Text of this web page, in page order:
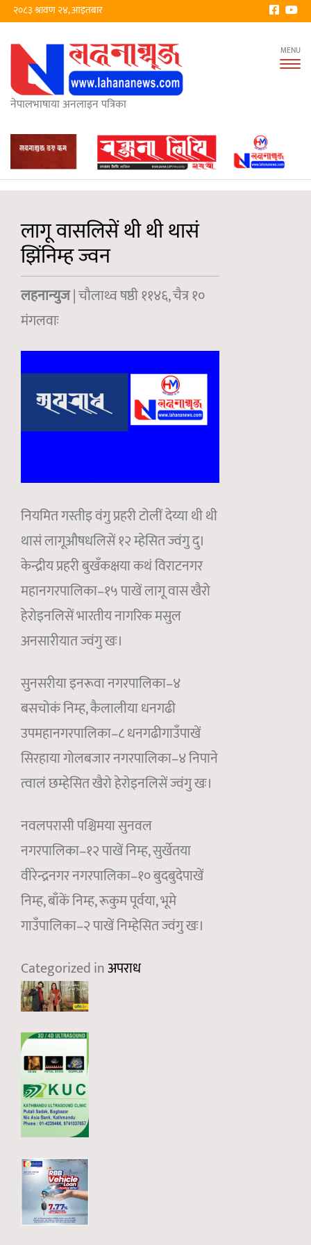
२०८३ श्रावण २४, आइतबार
नेपालभाषाया अनलाइन पत्रिका
लागू वासलिसें थी थी थासं
झिंनिम्ह ज्वन
लहनान्युज| चौलाथ्व षष्ठी ११४६, चैत्र १०
मंगलवाः
नियमित गस्तीइ वंगु प्रहरी टोलीं देय्या थी थी
थासं लागूऔषधलिसें १२ म्हेसित ज्वंगु दु।
केन्द्रीय प्रहरी बुखँकक्षया कथं विराटनगर
महानगरपालिका–१५ पाखें लागू वास खैरो
हेरोइनलिसें भारतीय नागरिक मसुल
अनसारीयात ज्वंगु खः।
सुनसरीया इनरूवा नगरपालिका–४
बसचोकं निम्ह, कैलालीया धनगढी
उपमहानगरपालिका–८ धनगढीगाउँपाखें
सिरहाया गोलबजार नगरपालिका–४ निपाने
त्वालं छम्हेसित खैरो हेरोइनलिसें ज्वंगु खः।
नवलपरासी पश्चिमया सुनवल
नगरपालिका–१२ पाखें निम्ह, सुर्खेतया
वीरेन्द्रनगर नगरपालिका–१० बुदबुदेपाखें
निम्ह, बाँकें निम्ह, रूकुम पूर्वया, भूमे
गाउँपालिका–२ पाखें निम्हेसित ज्वंगु खः।
Categorized inअपराध